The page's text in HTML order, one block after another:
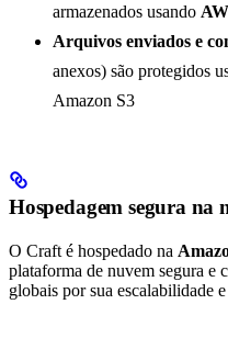
armazenados usando
Arquivos enviados e
anexos) são protegidos
Amazon S3
Hospedagem segura na
O Craft é hospedado na
plataforma de nuvem segura e
globais por sua escalabilidade